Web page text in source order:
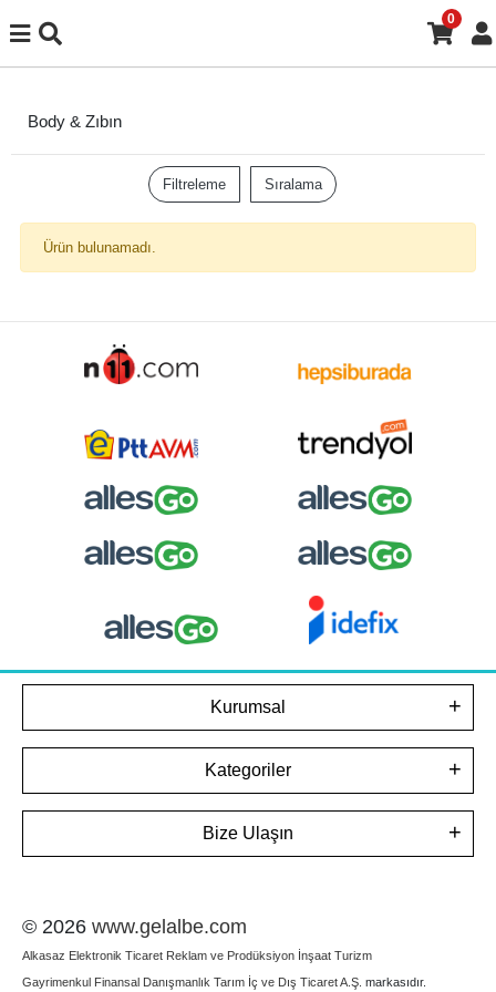
0
Body & Zıbın
Filtreleme Sıralama
Ürün bulunamadı.
Kurumsal
Kategoriler
Bize Ulaşın
© 2026 www.gelalbe.com
Alkasaz Elektronik Ticaret Reklam ve Prodüksiyon İnşaat Turizm
Gayrimenkul Finansal Danışmanlık Tarım İç ve Dış Ticaret A.Ş. markasıdır.